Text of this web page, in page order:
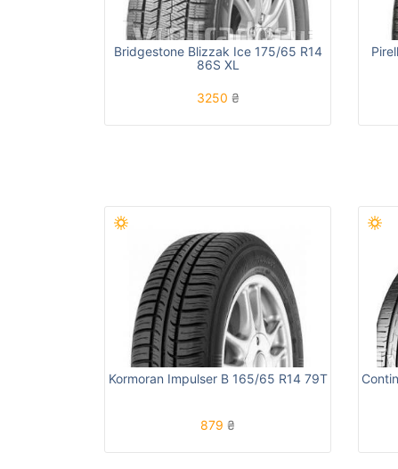
Bridgestone Blizzak Ice 175/65 R14
86S XL
3250 ₴
Kormoran Impulser B 165/65 R14 79T
879 ₴